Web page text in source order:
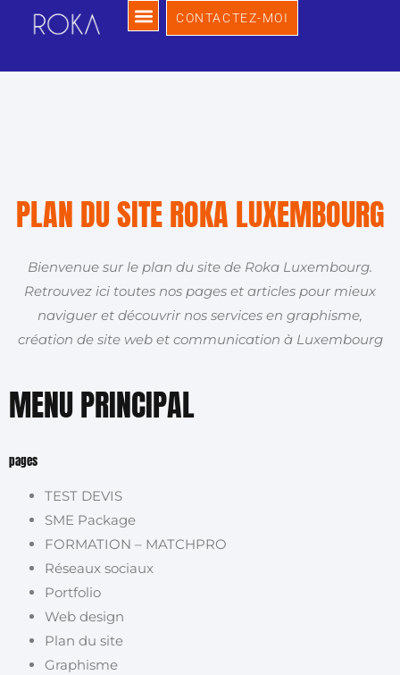
CONTACTEZ-MOI
PLAN DU SITE ROKA LUXEMBOURG
Bienvenue sur le plan du site de Roka Luxembourg.
Retrouvez ici toutes nos pages et articles pour mieux
naviguer et découvrir nos services en graphisme,
création de site web et communication à Luxembourg
MENU PRINCIPAL
pages
TEST DEVIS
SME Package
FORMATION – MATCHPRO
Réseaux sociaux
Portfolio
Web design
Plan du site
Graphisme